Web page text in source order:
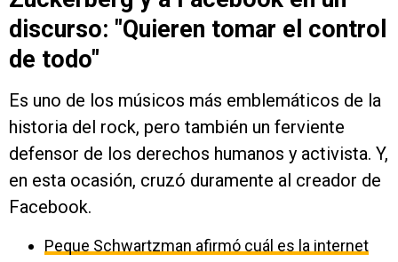
discurso: "Quieren tomar el control
de todo"
Es uno de los músicos más emblemáticos de la
historia del rock, pero también un ferviente
defensor de los derechos humanos y activista. Y,
en esta ocasión, cruzó duramente al creador de
Facebook.
Peque Schwartzman afirmó cuál es la internet